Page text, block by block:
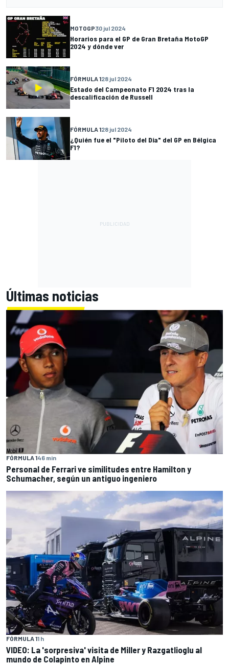
MOTOGP30 jul 2024
Horarios para el GP de Gran Bretaña MotoGP
2024 y dónde ver
FÓRMULA 128 jul 2024
Estado del Campeonato F1 2024 tras la
descalificación de Russell
FÓRMULA 128 jul 2024
¿Quién fue el "Piloto del Día" del GP en Bélgica
F1?
Últimas noticias
FÓRMULA 146 min
Personal de Ferrari ve similitudes entre Hamilton y
Schumacher, según un antiguo ingeniero
FÓRMULA 11 h
VIDEO: La 'sorpresiva' visita de Miller y Razgatlioglu al
mundo de Colapinto en Alpine